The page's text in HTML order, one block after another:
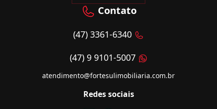
Contato
(47) 3361-6340
(47) 9 9101-5007
atendimento@fortesulimobiliaria.com.br
Redes sociais